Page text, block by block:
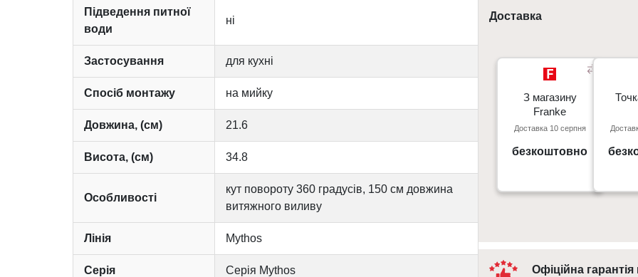
Підведення питної
води
ні
Застосування для кухні
Спосіб монтажу на мийку
Довжина, (см) 21.6
Висота, (см) 34.8
Особливості
кут повороту 360 градусів, 150 см довжина
витяжного виливу
Лінія Mythos
Серія Серія Mythos
Доставка
З магазину
Franke
Доставка 10 серпня
безкоштовно
З магазину
Franke
Київ, пр. С. Бандери 23, ТЦ
Gorodok Gallery
м. Київ
Офіційна